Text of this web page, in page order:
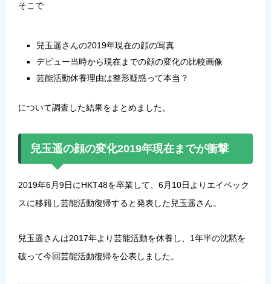
そこで
兒玉遥さんの2019年現在の顔の写真
デビュー当時から現在までの顔の変化の比較画像
芸能活動休養理由は整形疑惑って本当？
について調査した結果をまとめました。
兒玉遥の顔の変化2019年現在までが衝撃
2019年6月9日にHKT48を卒業して、6月10日よりエイベック
スに移籍し芸能活動復帰すると発表した兒玉遥さん。
兒玉遥さんは2017年より芸能活動を休養し、1年半の沈黙を
破って今回芸能活動復帰を公表しました。